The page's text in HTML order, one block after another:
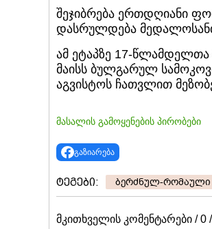
შეჯიბრება ერთდღიანი
დასრულდება
ამ ეტაპზე 17-წლამდელთა
მაისს ბულგარულ
აგვისტოს ჩათვლით
მასალის გამოყენების პირობები
გაზიარება
ტეგები: ბერძნულ-რომაული
მკითხველის კომენტარები / 0 /